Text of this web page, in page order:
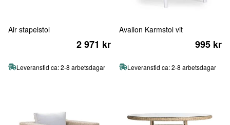
Air stapelstol
2 971 kr
Leveranstid ca: 2-8 arbetsdagar
Avallon Karmstol vit
995 kr
Leveranstid ca: 2-8 arbetsdagar